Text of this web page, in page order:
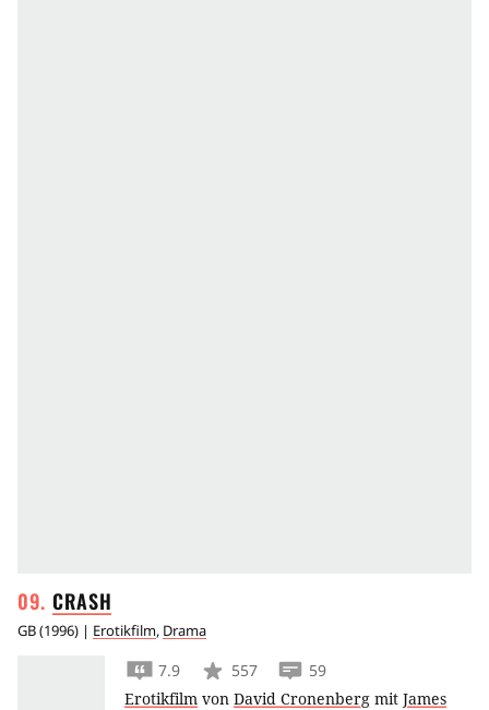
CRASH
GB(1996) | Erotikfilm, Drama
7.9 557
59
Erotikfilm von David Cronenberg mit James